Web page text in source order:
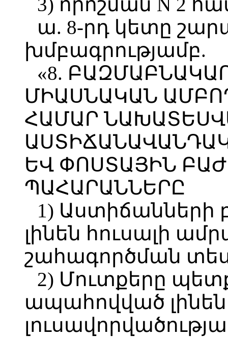
3) որոշման N 2
ա. 8-րդ կետը
խմբագրությամբ.
«8.
ՄԻԱՍՆԱԿԱՆ
ՀԱՄԱՐ
ԵՎ ՓՈՍՏԱՅԻՆ
ՊԱՀԱՐԱՆՆԵՐԸ
1) Աստիճանների
լինեն հուսալի
շահագործման
2) Մուտքերը
ապահովված